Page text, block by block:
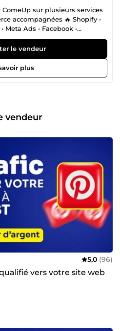
ComeUp sur plusieurs services
accompagnées 🔥 Shopify •
Meta Ads • Facebook •
QUE JE PEUX FAIRE POUR
sociaux en machine de
TikTok) ✅ Créer ou
ligne optimisée pour convertir
Générer plus de trafic qualifié
une communauté
J'INTÈGRE
prédictive des
Mais c'est mon expertise qui
toute faite. Si votre projet
je peux construire une
pour votre marque. Et si
domaine d’expertise, je vous
votre projet et je vous
à vos objectifs.
le vendeur
plus
vendeur
5,0 (96)
vers votre site web